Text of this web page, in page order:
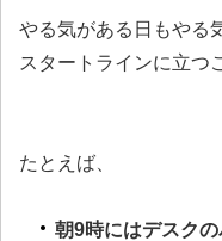
やる気がある日もやる
スタートラインに立つ
たとえば、
朝9時にはデスクの